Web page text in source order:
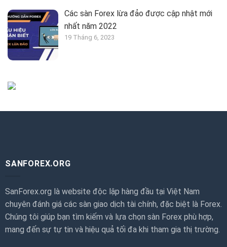
Các sàn Forex lừa đảo được cập nhật mới
nhất năm 2022
19 Tháng 6, 2023
SANFOREX.ORG
SanForex.org là website độc lập hàng đầu tại Việt Nam
chuyên đánh giá các sàn giao dịch tài chính, đặc biệt là Forex.
Chúng tôi giúp bạn tìm kiếm và lựa chọn sàn Forex phù hợp,
mang đến sự tự tin và hiệu quả tối đa khi tham gia thị trường.